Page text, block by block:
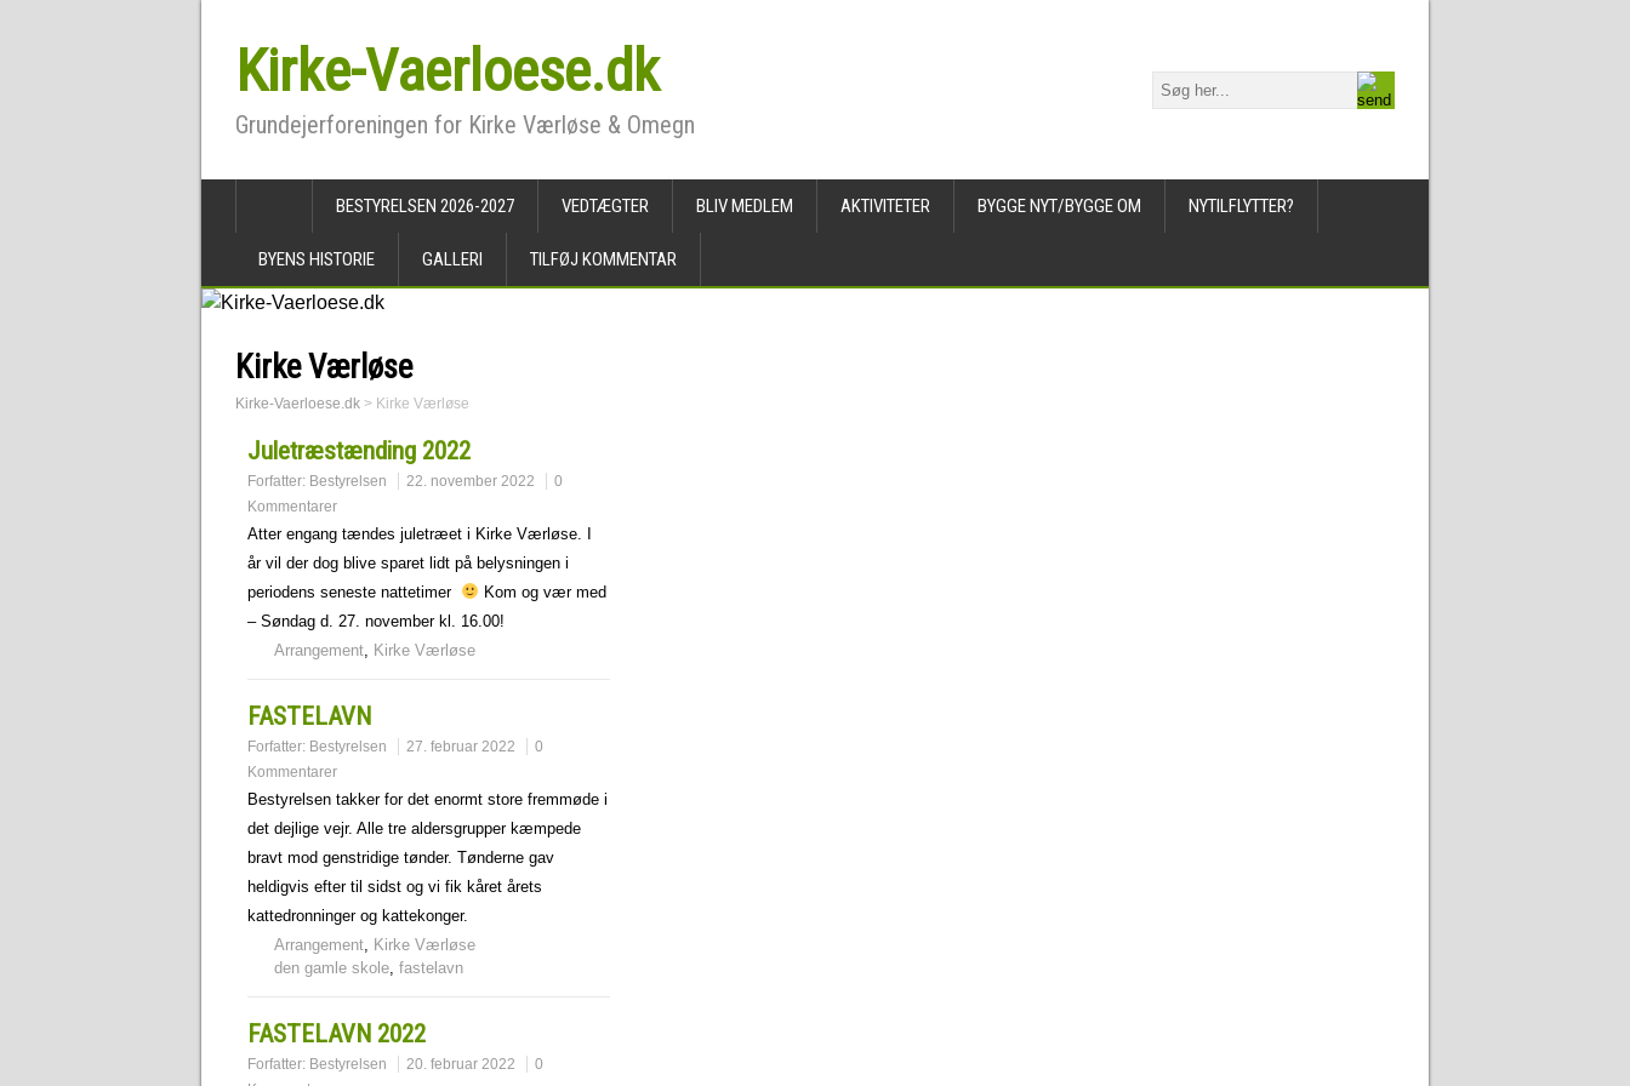
Kirke-Vaerloese.dk
Grundejerforeningen for Kirke Værløse & Omegn
BESTYRELSEN 2026-2027 VEDTÆGTER BLIV MEDLEM AKTIVITETER BYGGE NYT/BYGGE OM NYTILFLYTTER?
BYENS HISTORIE GALLERI TILFØJ KOMMENTAR
Kirke Værløse
Kirke-Vaerloese.dk > Kirke Værløse
Juletræstænding 2022
Forfatter: Bestyrelsen 22. november 2022
0
Kommentarer
Atter engang tændes juletræet i Kirke Værløse. I
år vil der dog blive sparet lidt på belysningen i
periodens seneste nattetimer
Kom og vær med
– Søndag d. 27. november kl. 16.00!
Arrangement, Kirke Værløse
FASTELAVN
Forfatter: Bestyrelsen 27. februar 2022
0
Kommentarer
Bestyrelsen takker for det enormt store fremmøde i
det dejlige vejr. Alle tre aldersgrupper kæmpede
bravt mod genstridige tønder. Tønderne gav
heldigvis efter til sidst og vi fik kåret årets
kattedronninger og kattekonger.
Arrangement, Kirke Værløse
den gamle skole, fastelavn
FASTELAVN 2022
Forfatter: Bestyrelsen 20. februar 2022
0